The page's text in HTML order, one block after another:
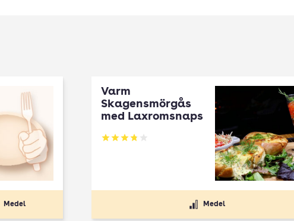
Medel
Varm
Skagensmörgås
med Laxromsnaps
Betyg: 3.79 av 5
Medel